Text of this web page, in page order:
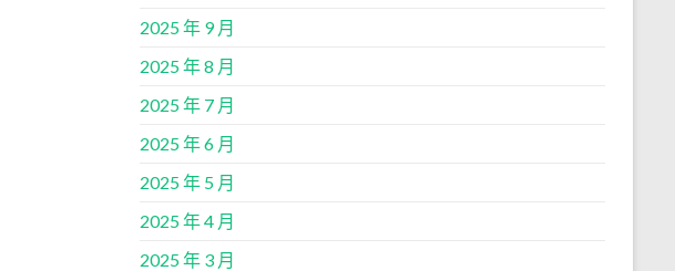
2025 年 9 月
2025 年 8 月
2025 年 7 月
2025 年 6 月
2025 年 5 月
2025 年 4 月
2025 年 3 月